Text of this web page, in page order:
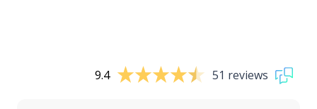
9.4 51 reviews